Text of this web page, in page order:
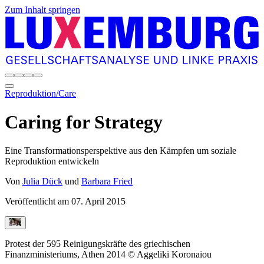
Zum Inhalt springen
Reproduktion/Care
Caring for Strategy
Eine Transformationsperspektive aus den Kämpfen um soziale
Reproduktion entwickeln
Von Julia Dück und Barbara Fried
Veröffentlicht am 07. April 2015
Protest der 595 Reinigungskräfte des griechischen
Finanzministeriums, Athen 2014 © Aggeliki Koronaiou